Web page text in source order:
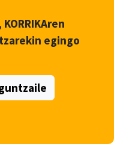
egingo